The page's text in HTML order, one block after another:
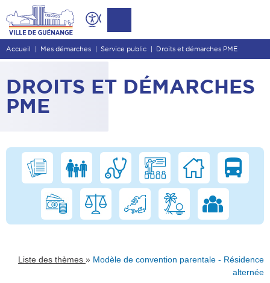
Contenu
Entête de page
Menu principal
Pied de page
Accueil Mes démarches Service public Droits et démarches PME
DROITS ET DÉMARCHES
PME
Liste des thèmes » Modèle de convention parentale - Résidence
alternée